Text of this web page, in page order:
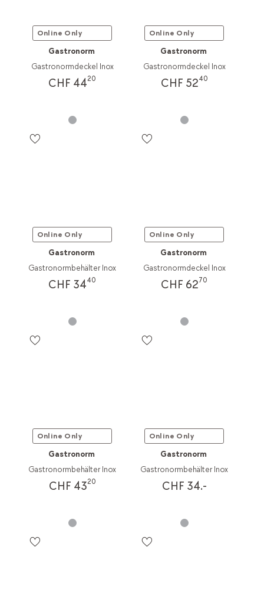
Online Only
Gastronorm
Gastronormdeckel Inox
CHF 4420
Online Only
Gastronorm
Gastronormdeckel Inox
CHF 5240
Online Only
Gastronorm
Gastronormbehälter Inox
CHF 3440
Online Only
Gastronorm
Gastronormdeckel Inox
CHF 6270
Online Only
Gastronorm
Gastronormbehälter Inox
CHF 4320
Online Only
Gastronorm
Gastronormbehälter Inox
CHF 34.-